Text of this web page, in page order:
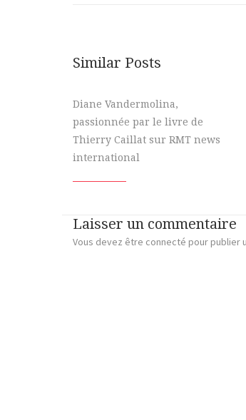
Similar Posts
Diane Vandermolina,
passionnée par le livre de
Thierry Caillat sur RMT news
international
Laisser un commentaire
Vous devez être connecté pour publier